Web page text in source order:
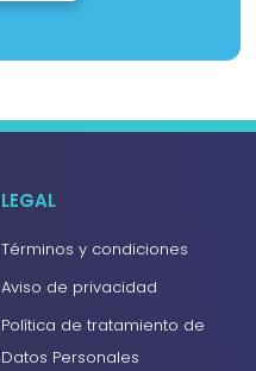
LEGAL
Términos y condiciones
Aviso de privacidad
Política de tratamiento de
Datos Personales